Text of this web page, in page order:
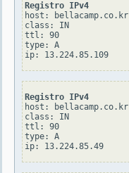
Registro IPv4
host: bellacamp.co.kr
class: IN
ttl: 90
type: A
Registro IPv4
host: bellacamp.co.kr
class: IN
ttl: 90
type: A